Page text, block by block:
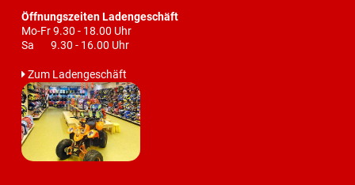
Öffnungszeiten Ladengeschäft
Mo-Fr 9.30 - 18.00 Uhr
Sa 9.30 - 16.00 Uhr
Zum Ladengeschäft